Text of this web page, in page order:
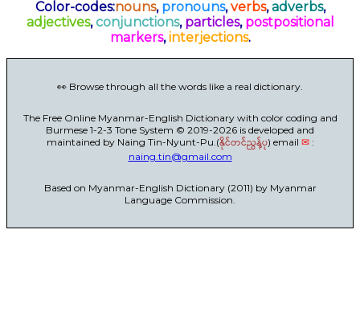
Color-codes:nouns, pronouns,verbs,adverbs,
adjectives,conjunctions, particles, postpositional
markers,interjections.
👀 Browse through all the words like a real dictionary.
The Free Online Myanmar-English Dictionary with color coding and
Burmese 1-2-3 Tone System © 2019-2026 is developed and
maintained by Naing Tin-Nyunt-Pu.(နိုင်တင်ညွန့်ပု) email ✉:
naing.tin@gmail.com
Based on Myanmar-English Dictionary (2011) by Myanmar
Language Commission.